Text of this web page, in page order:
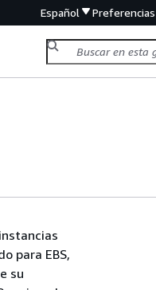
Español Preferencias
para EBS,
su